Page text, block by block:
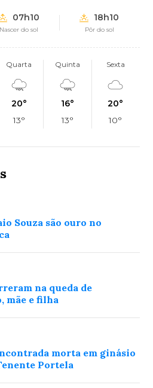
07h10
Nascer do sol
18h10
Pôr do sol
Quarta
20°
13°
Quinta
16°
13°
Sexta
20°
10°
Souza são ouro no
na queda de
mãe e filha
morta em ginásio
Portela